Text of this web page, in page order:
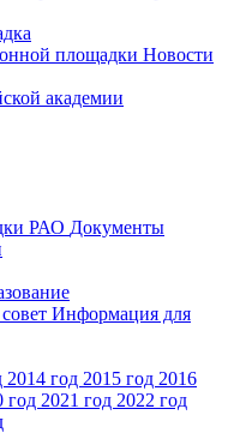
площадки Новости
академии
РАО Документы
Информация для
2014 год 2015 год 2016
год 2021 год 2022 год